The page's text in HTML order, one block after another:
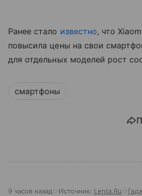
Ранее стало известно, что
повысила цены на свои
для отдельных моделей рост
смартфоны
9 часов назад Источник: Lenta.Ru